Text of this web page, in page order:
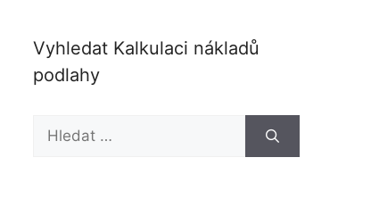
Vyhledat Kalkulaci nákladů
podlahy
Hledat: